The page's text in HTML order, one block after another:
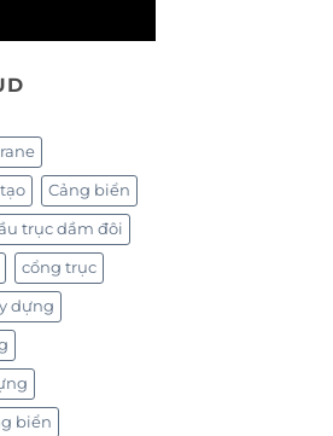
Cảng biển
trục dầm đôi
cổng trục
dựng
biển